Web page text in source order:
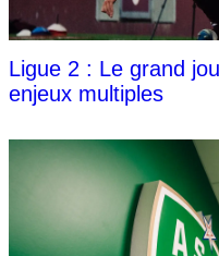
Ligue 2 : Le grand
enjeux multiples